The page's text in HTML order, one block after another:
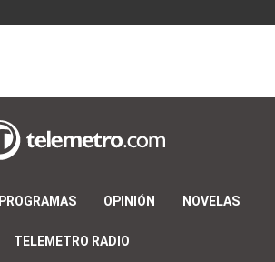
PROGRAMAS OPINIÓN NOVELAS
TELEMETRO RADIO